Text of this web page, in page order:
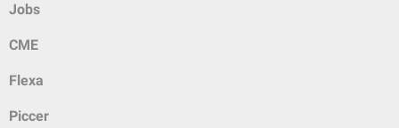
Jobs
CME
Flexa
Piccer